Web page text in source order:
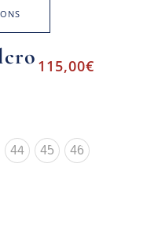
115,00€
44 45 46